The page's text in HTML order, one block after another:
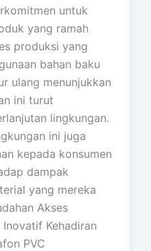
untuk
yang ramah
produksi yang
bahan baku
ulang menunjukkan
ini turut
lingkungan.
ini juga
kepada konsumen
dampak
yang mereka
Akses
Kehadiran
PVC